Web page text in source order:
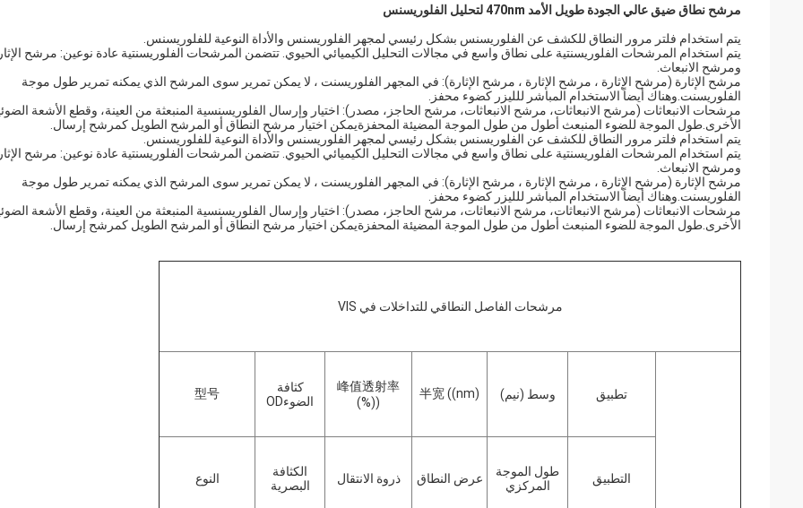
مرشح نطاق ضيق عالي الجودة طويل الأمد 470nm لتحليل الفلوريسنس
يتم استخدام فلتر مرور النطاق للكشف عن الفلوريسنس بشكل رئيسي لمجهر الفلوريسنس والأداة النوعية للفلوريسنس.
يتم استخدام المرشحات الفلوريسنتية على نطاق واسع في مجالات التحليل الكيميائي الحيوي. تتضمن المرشحات الفلوريسنتية عادة نوعين: مرشح
ومرشح الانبعاث.
مرشح الإثارة (مرشح الإثارة ، مرشح الإثارة ، مرشح الإثارة): في المجهر الفلوريسنت ، لا يمكن تمرير سوى المرشح الذي يمكنه تمرير طول موجة
الفلوريسنت.وهناك أيضاً الاستخدام المباشر للليزر كضوء محفز.
مرشحات الانبعاثات (مرشح الانبعاثات، مرشح الانبعاثات، مرشح الحاجز، مصدر): اختيار وإرسال الفلوريسنسية المنبعثة من العينة، وقطع الأشعة
الأخرى.طول الموجة للضوء المنبعث أطول من طول الموجة المضيئة المحفزةيمكن اختيار مرشح النطاق أو المرشح الطويل كمرشح إرسال.
يتم استخدام فلتر مرور النطاق للكشف عن الفلوريسنس بشكل رئيسي لمجهر الفلوريسنس والأداة النوعية للفلوريسنس.
يتم استخدام المرشحات الفلوريسنتية على نطاق واسع في مجالات التحليل الكيميائي الحيوي. تتضمن المرشحات الفلوريسنتية عادة نوعين: مرشح
ومرشح الانبعاث.
مرشح الإثارة (مرشح الإثارة ، مرشح الإثارة ، مرشح الإثارة): في المجهر الفلوريسنت ، لا يمكن تمرير سوى المرشح الذي يمكنه تمرير طول موجة
الفلوريسنت.وهناك أيضاً الاستخدام المباشر للليزر كضوء محفز.
مرشحات الانبعاثات (مرشح الانبعاثات، مرشح الانبعاثات، مرشح الحاجز، مصدر): اختيار وإرسال الفلوريسنسية المنبعثة من العينة، وقطع الأشعة
الأخرى.طول الموجة للضوء المنبعث أطول من طول الموجة المضيئة المحفزةيمكن اختيار مرشح النطاق أو المرشح الطويل كمرشح إرسال.
مرشحات الفاصل النطاقي للتداخلات في VIS
تطبيق وسط (نيم) 半宽 ((nm)
峰值透射率
((%)
كثافة
الضوءOD
型号
التطبيق
طول الموجة
المركزي
عرض النطاق ذروة الانتقال
الكثافة
البصرية
النوع